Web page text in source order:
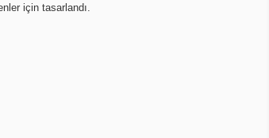
için tasarlandı.